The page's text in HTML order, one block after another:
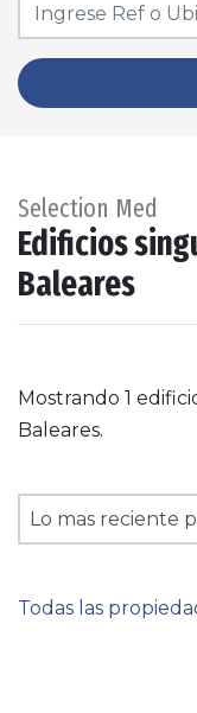
Selection Med
Edificios
Baleares
Mostrando 1
Baleares.
Lo mas reciente
Todas las